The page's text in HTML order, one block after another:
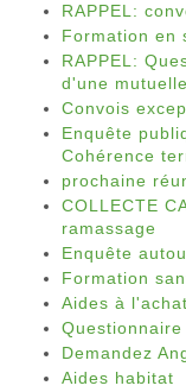
RAPPEL:
Formation en
RAPPEL:
d'une
Convois
Enquête
Cohérence
prochaine
COLLECTE
ramassage
Enquête
Formation
Aides à
Demandez
Aides habitat